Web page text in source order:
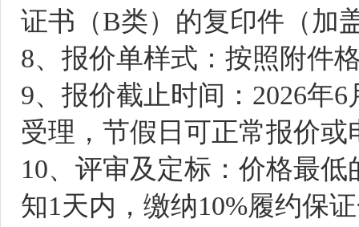
证书（B类）的复印件（加
8、报价单样式：按照附件
9、报价截止时间： 2026年6
受理，节假日可正常报价或
10、评审及定标：价格最
知1天内，缴纳10%履约保